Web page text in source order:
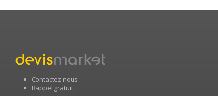
Contactez nous
Rappel gratuit